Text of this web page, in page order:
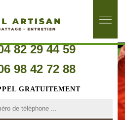
82 29 44 59
98 42 72 88
GRATUITEMENT